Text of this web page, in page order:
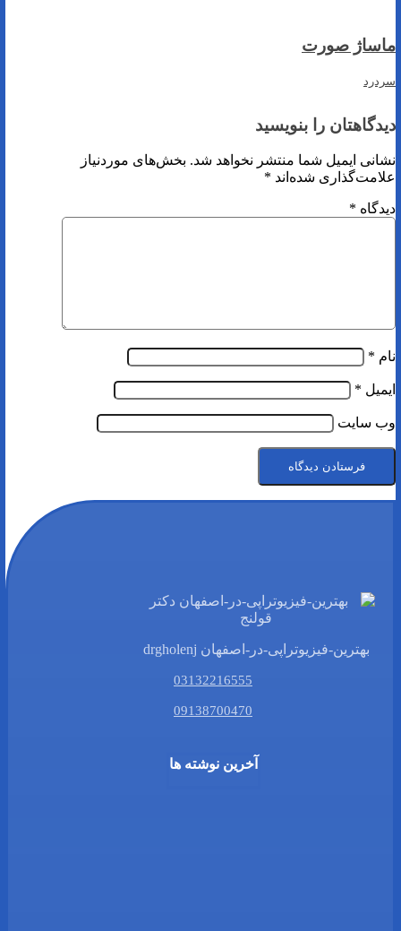
ماساژ صورت
سردرد
دیدگاهتان را بنویسید
نشانی ایمیل شما منتشر نخواهد شد. بخش‌های موردنیاز
علامت‌گذاری شده‌اند *
دیدگاه *
نام *
ایمیل *
وب‌ سایت
بهترین-فیزیوتراپی-در-اصفهان drgholenj
03132216555
09138700470
آخرین نوشته ها